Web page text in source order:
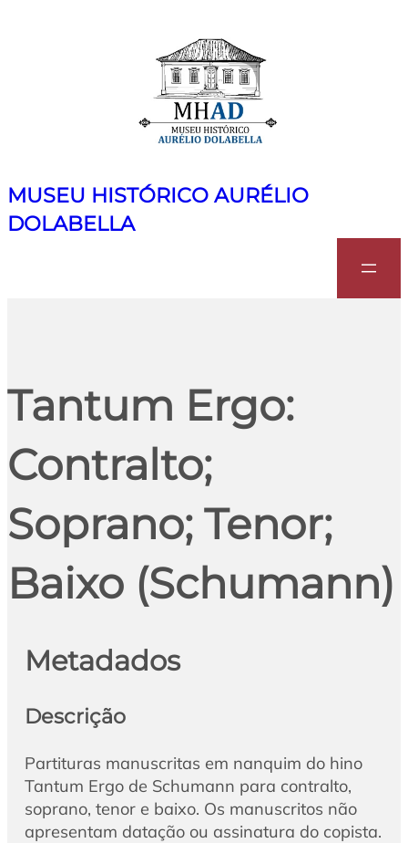
MUSEU HISTÓRICO AURÉLIO
DOLABELLA
Tantum Ergo:
Contralto;
Soprano; Tenor;
Baixo (Schumann)
Metadados
Descrição
Partituras manuscritas em nanquim do hino
Tantum Ergo de Schumann para contralto,
soprano, tenor e baixo. Os manuscritos não
apresentam datação ou assinatura do copista.